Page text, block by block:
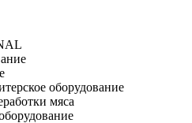
оборудование
мяса